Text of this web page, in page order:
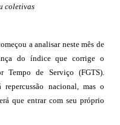
coletivas
a analisar neste mês de
do índice que corrige o
Tempo de Serviço (FGTS).
nacional, mas o
que entrar com seu próprio